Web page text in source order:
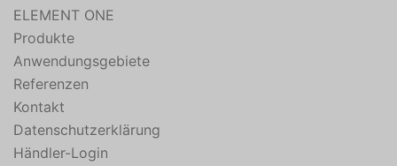
ELEMENT ONE
Produkte
Anwendungsgebiete
Referenzen
Kontakt
Datenschutzerklärung
Händler-Login